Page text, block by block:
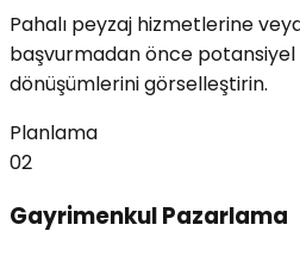
Pahalı peyzaj hizmetlerine
başvurmadan önce
dönüşümlerini görselleştirin.
Planlama
02
Gayrimenkul Pazarlama